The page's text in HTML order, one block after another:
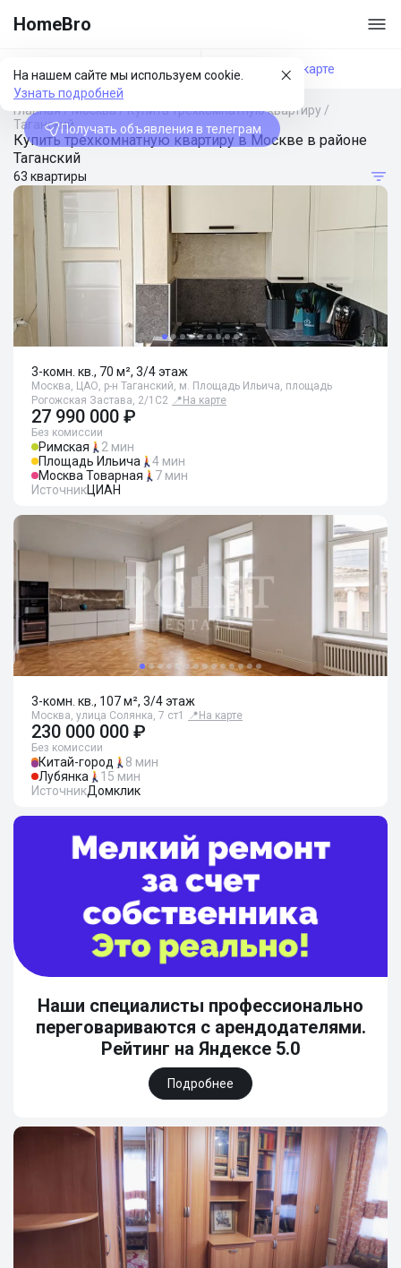
HomeBro
На нашем сайте мы используем cookie.
Узнать подробней
Получать объявления в телеграм
Фильтры На карте
Главная/Москва/Купить трехкомнатную квартиру /
Таганский
Купить трехкомнатную квартиру в Москве в районе
Таганский
63 квартиры
3-комн. кв., 70 м², 3/4 этаж
Москва, ЦАО, р-н Таганский, м. Площадь Ильича, площадь
Рогожская Застава, 2/1С2 📍 На карте
27 990 000 ₽
Без комиссии
Римская
2 мин
Площадь Ильича
4 мин
Москва Товарная
7 мин
ИсточникЦИАН
3-комн. кв., 107 м², 3/4 этаж
Москва, улица Солянка, 7 ст1 📍 На карте
230 000 000 ₽
Без комиссии
Китай-город
8 мин
Лубянка
15 мин
ИсточникДомклик
Наши специалисты профессионально
переговариваются с арендодателями.
Рейтинг на Яндексе 5.0
Подробнее